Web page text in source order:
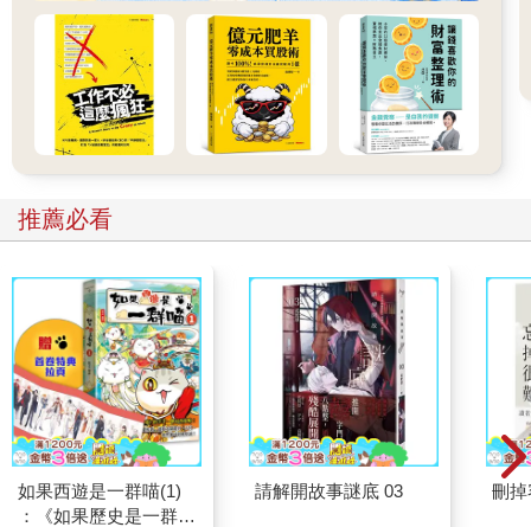
推薦必看
如果西遊是一群喵(1)
：《如果歷史是一群
請解開故事謎底 03 刪